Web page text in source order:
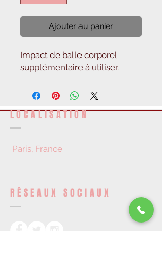
Ajouter au panier
Impact de balle corporel
supplémentaire à utiliser.
LOCALISATION
Paris, France
RÉSEAUX SOCIAUX